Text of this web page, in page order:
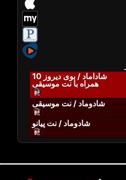
شاداماد / بوی دیروز 10
همراه با نت موسیقی
شادوماد / نت موسیقی
شادوماد / نت پیانو